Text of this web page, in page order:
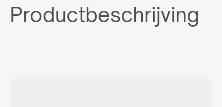
Productbeschrijving